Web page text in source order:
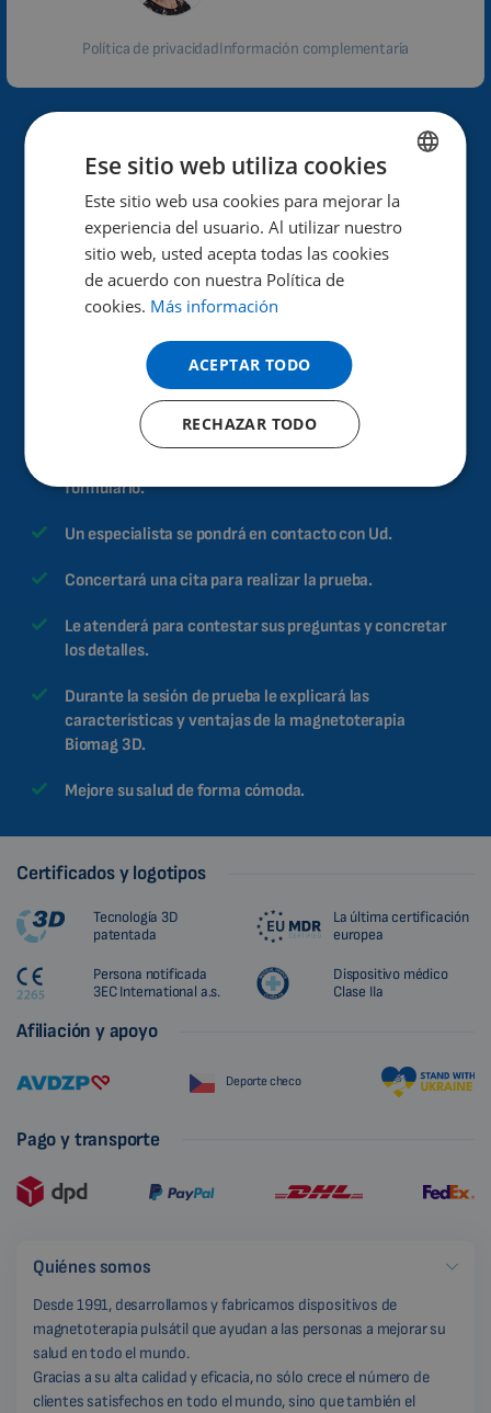
Política de privacidadInformación complementaria
Alto rendimiento y eficacia de los efectos terapéuticos.
Ayuda a mejorar la salud.
Ya en 40 países de todo el mundo.
Más de 100 000 clientes satisfechos.
¿Cómo se realiza la prueba?
formulario.
Un especialista se pondrá en contacto con Ud.
Concertará una cita para realizar la prueba.
Le atenderá para contestar sus preguntas y concretar
los detalles.
Durante la sesión de prueba le explicará las
características y ventajas de la magnetoterapia
Biomag 3D.
Mejore su salud de forma cómoda.
Certificados y logotipos
Tecnología 3D
patentada
La última certificación
europea
Persona notificada
3EC International a.s.
Dispositivo médico
Clase IIa
Afiliación y apoyo
Deporte checo
Pago y transporte
Quiénes somos
Desde 1991, desarrollamos y fabricamos dispositivos de
magnetoterapia pulsátil que ayudan a las personas a mejorar su
salud en todo el mundo.
Gracias a su alta calidad y eficacia, no sólo crece el número de
clientes satisfechos en todo el mundo, sino que también el
ENGLISH
DUTCH
GERMAN
SPANISH
FRENCH
CATALAN
HINDI
CHINESE (TRADITIONAL)
Ese sitio web utiliza cookies
Este sitio web usa cookies para mejorar la
experiencia del usuario. Al utilizar nuestro
sitio web, usted acepta todas las cookies
de acuerdo con nuestra Política de
cookies. Más información
ACEPTAR TODO
RECHAZAR TODO